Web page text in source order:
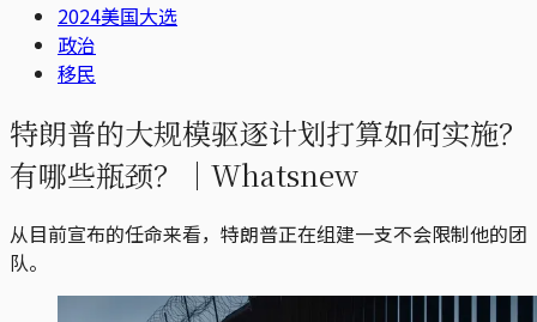
2024美国大选
政治
移民
特朗普的大规模驱逐计划打算如何实施？
有哪些瓶颈？｜Whatsnew
从目前宣布的任命来看，特朗普正在组建一支不会限制他的团
队。